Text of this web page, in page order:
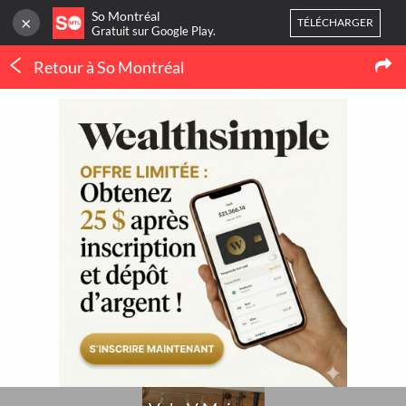
× So Montréal
Gratuit sur Google Play.
TÉLÉCHARGER
CONNEXION
Ou inscrivez-vous
Accueil
3
Mes favoris
Publier une activité
V de V Maison
NOUVELLES
THERMOPOMPE À
MONTRÉAL : LE
CONFORT QUATRE
SAISONS SANS SE BATTRE
ORTHODONTIE À
MONTRÉAL : QUAND
POURQUOI
UN SPÉCIALISTE ?
Retour à So Montréal